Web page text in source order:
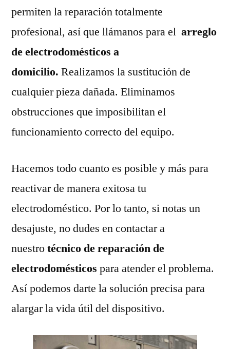
permiten la reparación totalmente
profesional, así que llámanos para el arreglo
de electrodomésticos a
domicilio. Realizamos la sustitución de
cualquier pieza dañada. Eliminamos
obstrucciones que imposibilitan el
funcionamiento correcto del equipo.
Hacemos todo cuanto es posible y más para
reactivar de manera exitosa tu
electrodoméstico. Por lo tanto, si notas un
desajuste, no dudes en contactar a
nuestrotécnico de reparación de
electrodomésticos para atender el problema.
Así podemos darte la solución precisa para
alargar la vida útil del dispositivo.